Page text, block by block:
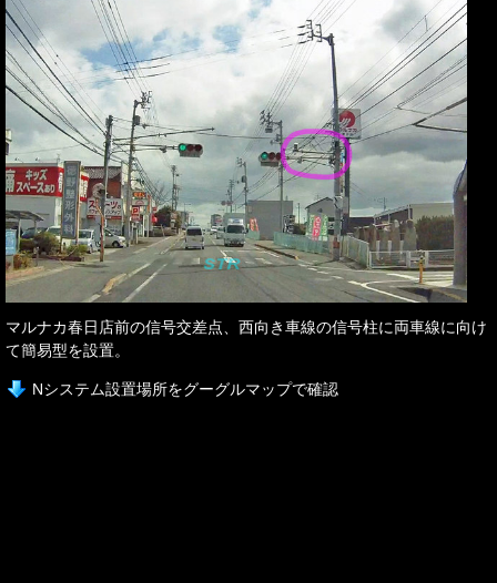
マルナカ春日店前の信号交差点、西向き車線の信号柱に両車線に向け
て簡易型を設置。
Nシステム設置場所をグーグルマップで確認